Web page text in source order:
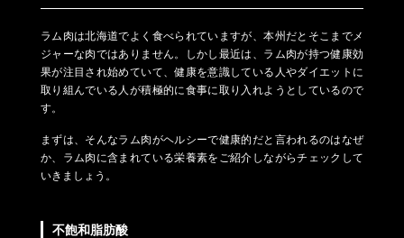
ラム肉は北海道でよく食べられていますが、本州だとそこまでメ
ジャーな肉ではありません。しかし最近は、ラム肉が持つ健康効
果が注目され始めていて、健康を意識している人やダイエットに
取り組んでいる人が積極的に食事に取り入れようとしているので
す。
まずは、そんなラム肉がヘルシーで健康的だと言われるのはなぜ
か、ラム肉に含まれている栄養素をご紹介しながらチェックして
いきましょう。
不飽和脂肪酸